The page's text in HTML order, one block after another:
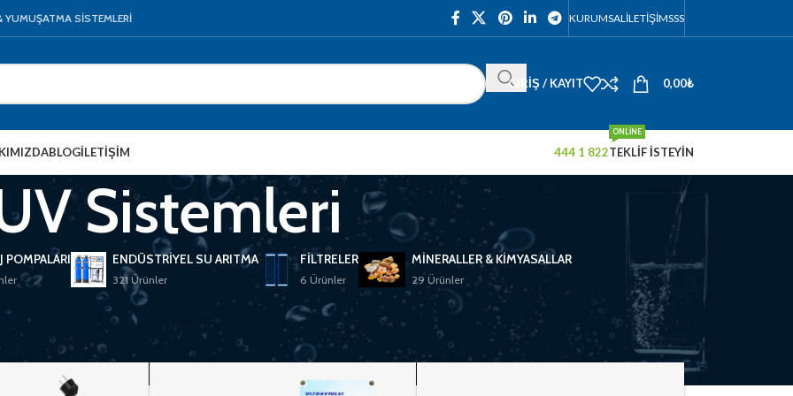
YUMUŞATMA SİSTEMLERİ KURUMSAL İLETIŞIMSSS
GIRIŞ / KAYIT 0,00₺
BLOGİLETIŞIM 444 1 822TEKLİF İSTEYİN
ONLINE
Sistemleri
POMPALARI ENDÜSTRIYEL SU ARITMA
321 Ürünler
FILTRELER
6 Ürünler
MINERALLER & KIMYASALLAR
29 Ürünler
Arıtma Ultraviyole Cihazları